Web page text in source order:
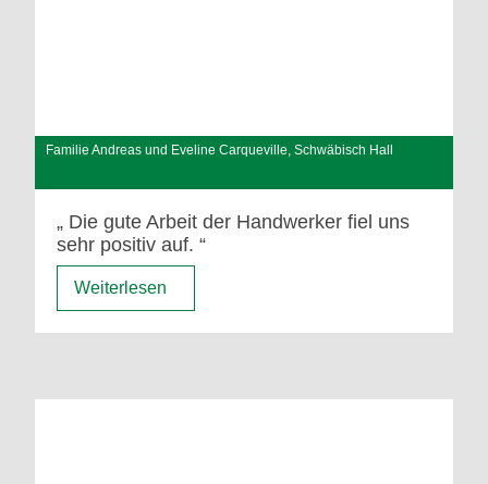
Familie Andreas und Eveline Carqueville, Schwäbisch Hall
Die gute Arbeit der Handwerker fiel uns
sehr positiv auf.
Weiterlesen